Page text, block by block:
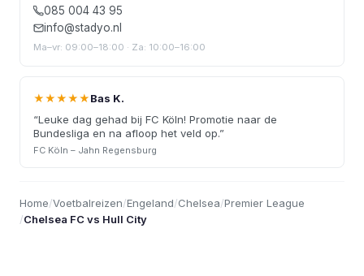
085 004 43 95
info@stadyo.nl
Ma–vr: 09:00–18:00 · Za: 10:00–16:00
★★★★★Bas K.
“Leuke dag gehad bij FC Köln! Promotie naar de
Bundesliga en na afloop het veld op.”
FC Köln – Jahn Regensburg
Home/Voetbalreizen/Engeland/Chelsea/Premier League
/Chelsea FC vs Hull City